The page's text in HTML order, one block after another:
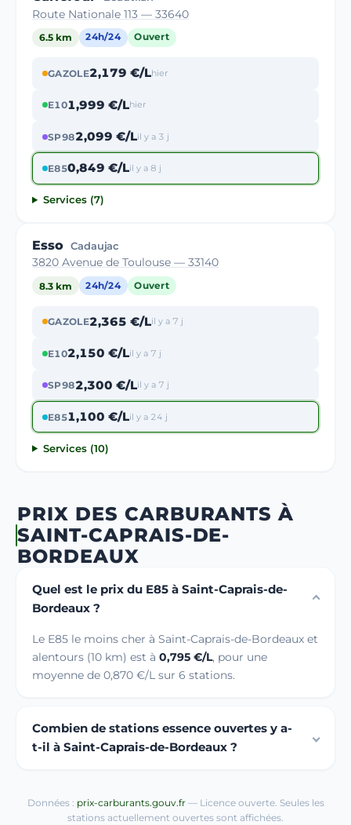
Route Nationale 113 — 33640
6.5 km 24h/24 Ouvert
GAZOLE2,179 €/Lhier
E101,999 €/Lhier
SP982,099 €/Lil y a 3 j
E850,849 €/Lil y a 8 j
Services (7)
Esso Cadaujac
3820 Avenue de Toulouse — 33140
8.3 km 24h/24 Ouvert
GAZOLE2,365 €/Lil y a 7 j
E102,150 €/Lil y a 7 j
SP982,300 €/Lil y a 7 j
E851,100 €/Lil y a 24 j
Services (10)
PRIX DES CARBURANTS À
SAINT-CAPRAIS-DE-
BORDEAUX
Quel est le prix du E85 à Saint-Caprais-de-
Bordeaux ?
Le E85 le moins cher à Saint-Caprais-de-Bordeaux et
alentours (10 km) est à 0,795 €/L, pour une
moyenne de 0,870 €/L sur 6 stations.
Combien de stations essence ouvertes y a-
t-il à Saint-Caprais-de-Bordeaux ?
Données : prix-carburants.gouv.fr— Licence ouverte. Seules les
stations actuellement ouvertes sont affichées.